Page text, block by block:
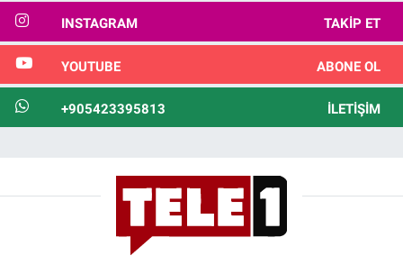
INSTAGRAM TAKIP ET
YOUTUBE ABONE OL
+905423395813 İLETIŞIM